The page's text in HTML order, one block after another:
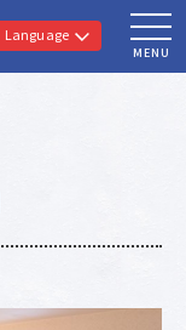
Language
MENU